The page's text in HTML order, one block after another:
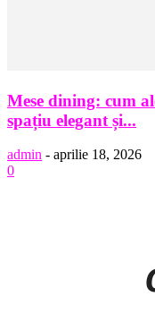
Mese dining: cum
spațiu elegant și...
admin - aprilie 18, 2026
0